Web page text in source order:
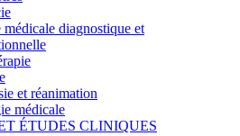
médicale diagnostique et
et réanimation
médicale
ÉTUDES CLINIQUES